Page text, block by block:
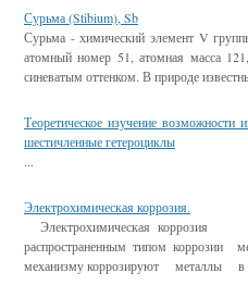
Сурьма (Stibium), Sb
Сурьма - химический элемент V
атомный номер 51, атомная масса
синеватым оттенком. В природе
Теоретическое изучение возможности
шестичленные гетероциклы
...
Электрохимическая коррозия.
Электрохимическая
распространенным типом коррозии
механизму коррозируют металлы